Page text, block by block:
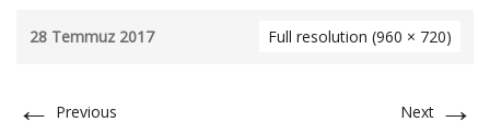
28 Temmuz 2017 Full resolution (960 × 720)
← Previous Next →